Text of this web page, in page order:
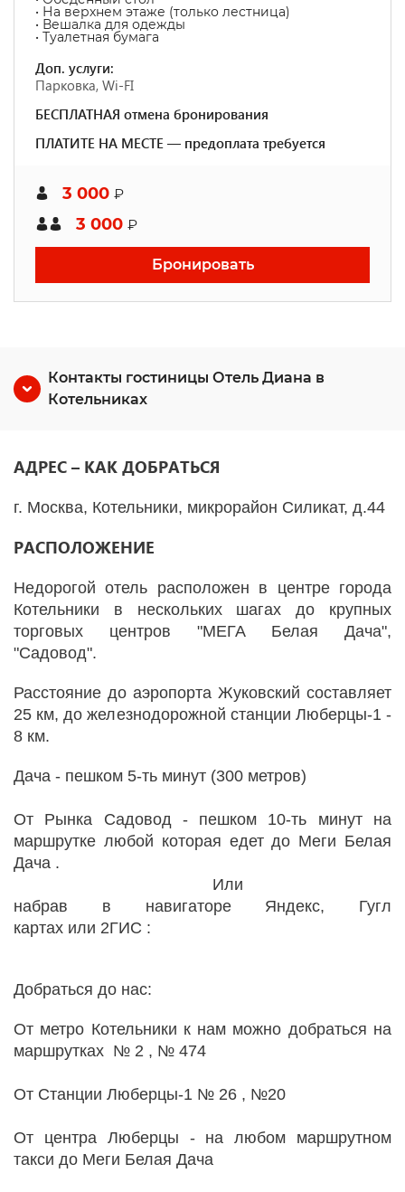
• На верхнем этаже (только лестница)
• Вешалка для одежды
• Туалетная бумага
Доп. услуги:
Парковка, Wi-FI
БЕСПЛАТНАЯ отмена бронирования
ПЛАТИТЕ НА МЕСТЕ — предоплата требуется
3 000 ₽
3 000 ₽
Бронировать
Контакты гостиницы Отель Диана в
Котельниках
АДРЕС – КАК ДОБРАТЬСЯ
г. Москва, Котельники, микрорайон Силикат, д.44
РАСПОЛОЖЕНИЕ
Недорогой отель расположен в центре города
Котельники в нескольких шагах до крупных
торговых центров "МЕГА Белая Дача",
"Садовод".
Расстояние до аэропорта Жуковский составляет
25 км, до железнодорожной станции Люберцы-1 -
8 км.
Дача - пешком 5-ть минут (300 метров)
От Рынка Садовод - пешком 10-ть минут на
маршрутке любой которая едет до Меги Белая
Дача .
Или
набрав в навигаторе Яндекс, Гугл
картах или 2ГИС :
Добраться до нас:
От метро Котельники к нам можно добраться на
маршрутках № 2 , № 474
От Станции Люберцы-1 № 26 , №20
От центра Люберцы - на любом маршрутном
такси до Меги Белая Дача